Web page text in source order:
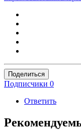
Поделиться
Подписчики 0
Ответить